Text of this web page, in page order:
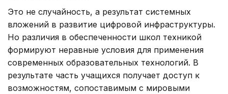
Это не случайность, а результат системных
вложений в развитие цифровой инфраструктуры.
Но различия в обеспеченности школ техникой
формируют неравные условия для применения
современных образовательных технологий. В
результате часть учащихся получает доступ к
возможностям, сопоставимым с мировыми